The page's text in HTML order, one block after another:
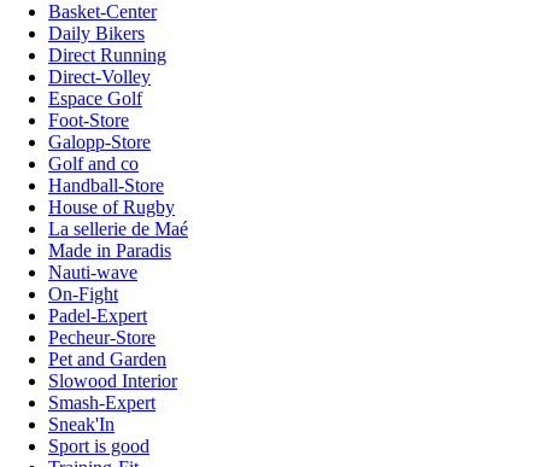
Basket-Center
Daily Bikers
Direct Running
Direct-Volley
Espace Golf
Foot-Store
Galopp-Store
Golf and co
Handball-Store
House of Rugby
La sellerie de Maé
Made in Paradis
Nauti-wave
On-Fight
Padel-Expert
Pecheur-Store
Pet and Garden
Slowood Interior
Smash-Expert
Sneak'In
Sport is good